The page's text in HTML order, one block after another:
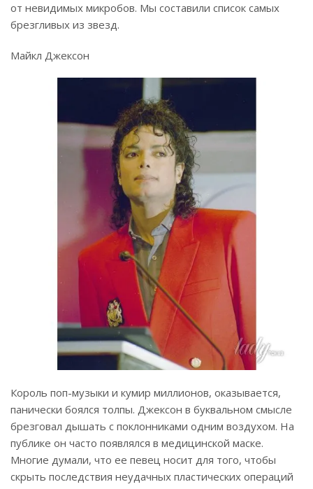
от невидимых микробов. Мы составили список самых
брезгливых из звезд.
Майкл Джексон
Король поп-музыки и кумир миллионов, оказывается,
панически боялся толпы. Джексон в буквальном смысле
брезговал дышать с поклонниками одним воздухом. На
публике он часто появлялся в медицинской маске.
Многие думали, что ее певец носит для того, чтобы
скрыть последствия неудачных пластических операций